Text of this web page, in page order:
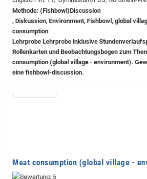
Methode: (Fishbowl)Discussion
, Diskussion, Environment, Fishbowl, global
consumption
Lehrprobe Lehrprobe inklusive
Rollenkarten und Beobachtungsbogen zum
consumption (global village - environment).
eine fishbowl-discussion.
Meat consumption (global village -